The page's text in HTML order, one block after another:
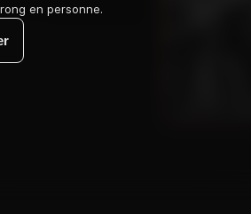
en personne.